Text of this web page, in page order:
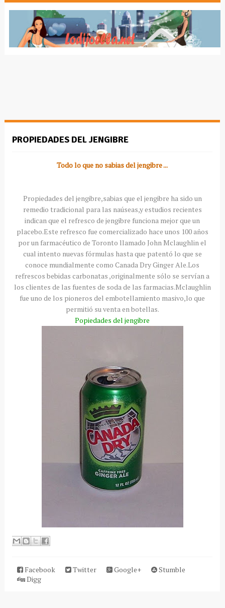
PROPIEDADES DEL JENGIBRE
Todo lo que no sabias del jengibre ...
Propiedades del jengibre,sabias que el jengibre ha sido un
remedio tradicional para las naúseas,y estudios recientes
indican que el refresco de jengibre funciona mejor que un
placebo.Este refresco fue comercializado hace unos 100 años
por un farmacéutico deToronto llamado John Mclaughlin el
cual intento nuevas fórmulas hasta que patentó lo que se
conoce mundialmente comoCanada DryGinger Ale.Los
refrescos bebidas carbonatas ,originalmente sólo se servían a
los clientes de las fuentes de soda de las farmacias.Mclaughlin
fue uno de los pioneros delembotellamiento masivo,lo que
permitió su venta en botellas.
Popiedades del jengibre
Facebook Twitter Google+
Stumble
Digg